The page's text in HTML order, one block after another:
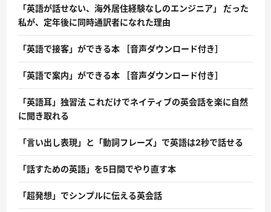
「英語が話せない、海外居住経験なしのエンジニア」 だった
私が、定年後に同時通訳者になれた理由
「英語で接客」ができる本 ［音声ダウンロード付き］
「英語で案内」ができる本 ［音声ダウンロード付き］
「英語耳」独習法 これだけでネイティブの英会話を楽に自然
に聞き取れる
「言い出し表現」と「動詞フレーズ」で英語は2秒で話せる
「話すための英語」を5日間でやり直す本
「超発想」でシンプルに伝える英会話